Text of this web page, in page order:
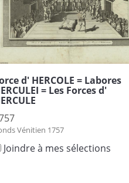
d' HERCOLE = Labores
= Les Forces d'
Vénitien 1757
Joindre à mes sélections